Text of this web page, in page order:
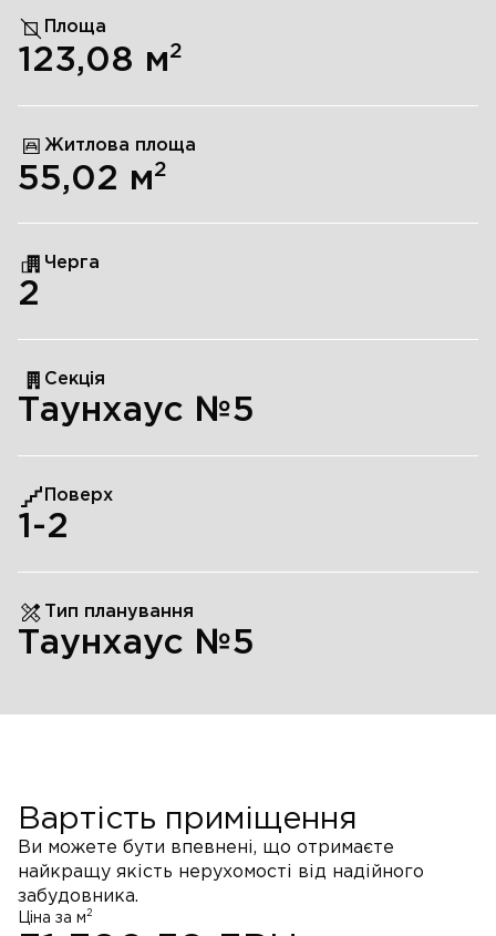
Площа
123,08 м2
Житлова площа
55,02 м2
Черга
2
Секція
Таунхаус №5
Поверх
1 -2
Тип планування
Таунхаус №5
Вартість приміщення
Ви можете бути впевнені, що отримаєте
найкращу якість нерухомості від надійного
забудовника.
Ціна за м 2